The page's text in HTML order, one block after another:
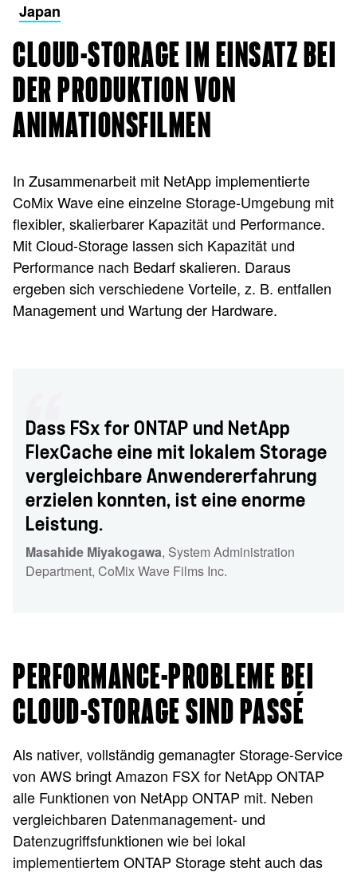
Japan
CLOUD-STORAGE IM EINSATZ BEI
DER PRODUKTION VON
ANIMATIONSFILMEN
In Zusammenarbeit mit NetApp implementierte
CoMix Wave eine einzelne Storage-Umgebung mit
flexibler, skalierbarer Kapazität und Performance.
Mit Cloud-Storage lassen sich Kapazität und
Performance nach Bedarf skalieren. Daraus
ergeben sich verschiedene Vorteile, z. B. entfallen
Management und Wartung der Hardware.
Dass FSx for ONTAP und NetApp
FlexCache eine mit lokalem Storage
vergleichbare Anwendererfahrung
erzielen konnten, ist eine enorme
Leistung.
Masahide Miyakogawa, System Administration
Department, CoMix Wave Films Inc.
PERFORMANCE-PROBLEME BEI
CLOUD-STORAGE SIND PASSÉ
Als nativer, vollständig gemanagter Storage-Service
von AWS bringt Amazon FSX for NetApp ONTAP
alle Funktionen von NetApp ONTAP mit. Neben
vergleichbaren Datenmanagement- und
Datenzugriffsfunktionen wie bei lokal
implementiertem ONTAP Storage steht auch das